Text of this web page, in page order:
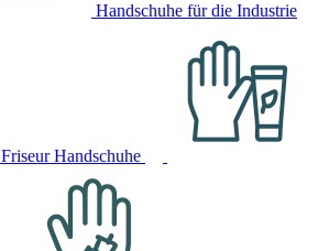
Handschuhe für die Industrie
Friseur Handschuhe